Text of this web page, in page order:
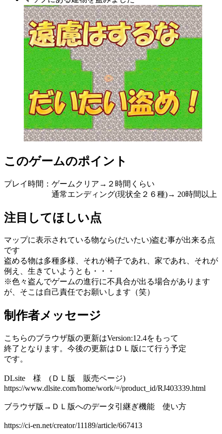
このゲームのポイント
プレイ時間：ゲームクリア→２時間くらい
通常エンディング(現状全２６種)→ 20時間以上
注目してほしい点
マップに表示されている物なら(だいたい)盗む事が出来る点
です
盗める物は多種多様、それが椅子であれ、家であれ、それが
例え、生きていようとも・・・
※色々盗んでゲームの進行に不具合が出る場合があります
が、そこは自己責任でお願いします（笑）
制作者メッセージ
こちらのブラウザ版の更新はVersion:12.4をもって
終了となります。今後の更新はＤＬ版にて行う予定
です。
DLsite 様 (ＤＬ版 販売ページ)
https://www.dlsite.com/home/work/=/product_id/RJ403339.html
ブラウザ版→ＤＬ版へのデータ引継ぎ機能 使い方
https://ci-en.net/creator/11189/article/667413